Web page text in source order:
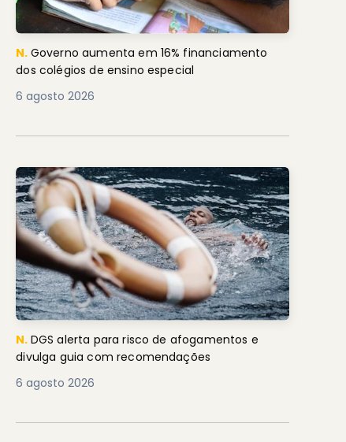
N. Governo aumenta em 16% financiamento
dos colégios de ensino especial
6 agosto 2026
N. DGS alerta para risco de afogamentos e
divulga guia com recomendações
6 agosto 2026